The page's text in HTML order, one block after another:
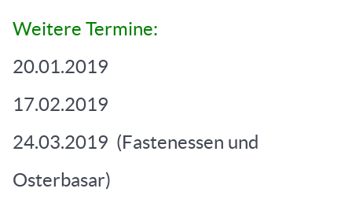
Weitere Termine:
20.01.2019
17.02.2019
24.03.2019 (Fastenessen und
Osterbasar)